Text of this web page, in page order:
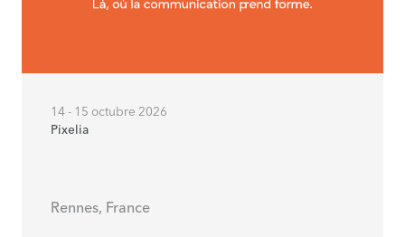
14 - 15 octubre 2026
Pixelia
Rennes, France